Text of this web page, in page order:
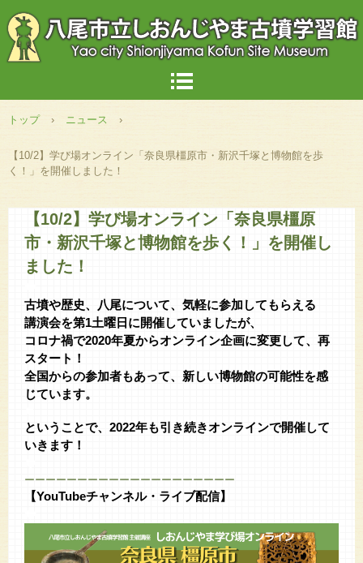
トップ › ニュース ›
【10/2】学び場オンライン「奈良県橿原市・新沢千塚と博物館を歩
く！」を開催しました！
【10/2】学び場オンライン「奈良県橿原
市・新沢千塚と博物館を歩く！」を開催し
ました！
古墳や歴史、八尾について、気軽に参加してもらえる
講演会を第1土曜日に開催していましたが、
コロナ禍で2020年夏からオンライン企画に変更して、再
スタート！
全国からの参加者もあって、新しい博物館の可能性を感
じています。
ということで、2022年も引き続きオンラインで開催して
いきます！
ーーーーーーーーーーーーーーーーーーーー
【YouTubeチャンネル・ライブ配信】